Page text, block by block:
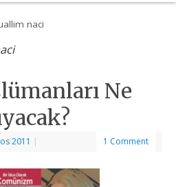
naci
Ne
2011 | 1 Comment